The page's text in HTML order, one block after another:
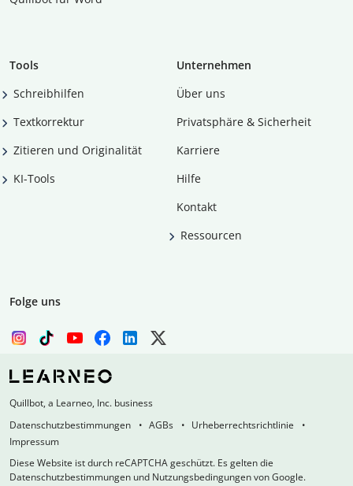
Tools
Schreibhilfen
Textkorrektur
Zitieren und Originalität
KI-Tools
Unternehmen
Über uns
Privatsphäre & Sicherheit
Karriere
Hilfe
Kontakt
Ressourcen
Folge uns
Quillbot, a Learneo, Inc. business
Datenschutzbestimmungen
AGBs
Urheberrechtsrichtlinie
Impressum
Diese Website ist durch reCAPTCHA geschützt. Es gelten die
Datenschutzbestimmungen und Nutzungsbedingungen von Google.